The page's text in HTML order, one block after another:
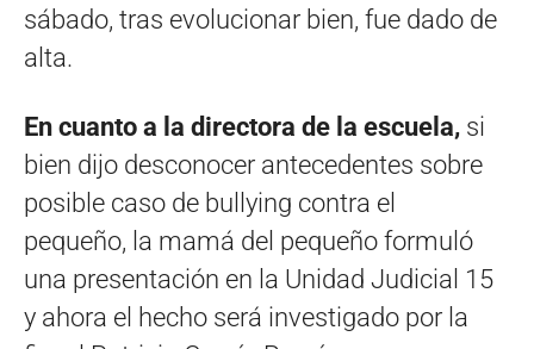
sábado, tras evolucionar bien, fue dado de
alta.
En cuanto a la directora de la escuela, si
bien dijo desconocer antecedentes sobre
posible caso de bullying contra el
pequeño, la mamá del pequeño formuló
una presentación en la Unidad Judicial 15
y ahora el hecho será investigado por la